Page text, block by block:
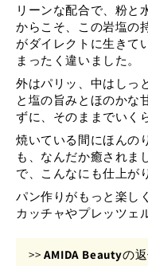
リーンな配合で、粉と
からこそ、この岩塩の
がダイレクトに生きて
まったく違いました。
外はパリッ、中はしっ
と塩の旨みとほのか
ずに、そのままでいく
焼いている間にほんの
も、なんだか癒されま
で、こんなにも仕上が
パン作りがもっと楽し
カッチャやプレッツェ
>> AMIDA Beautyの返